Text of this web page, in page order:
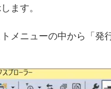
ます。
メニューの中から「発